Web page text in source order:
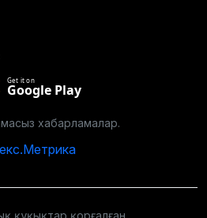
Get it on
Google Play
хабарламалар.
құқықтар қорғалған.